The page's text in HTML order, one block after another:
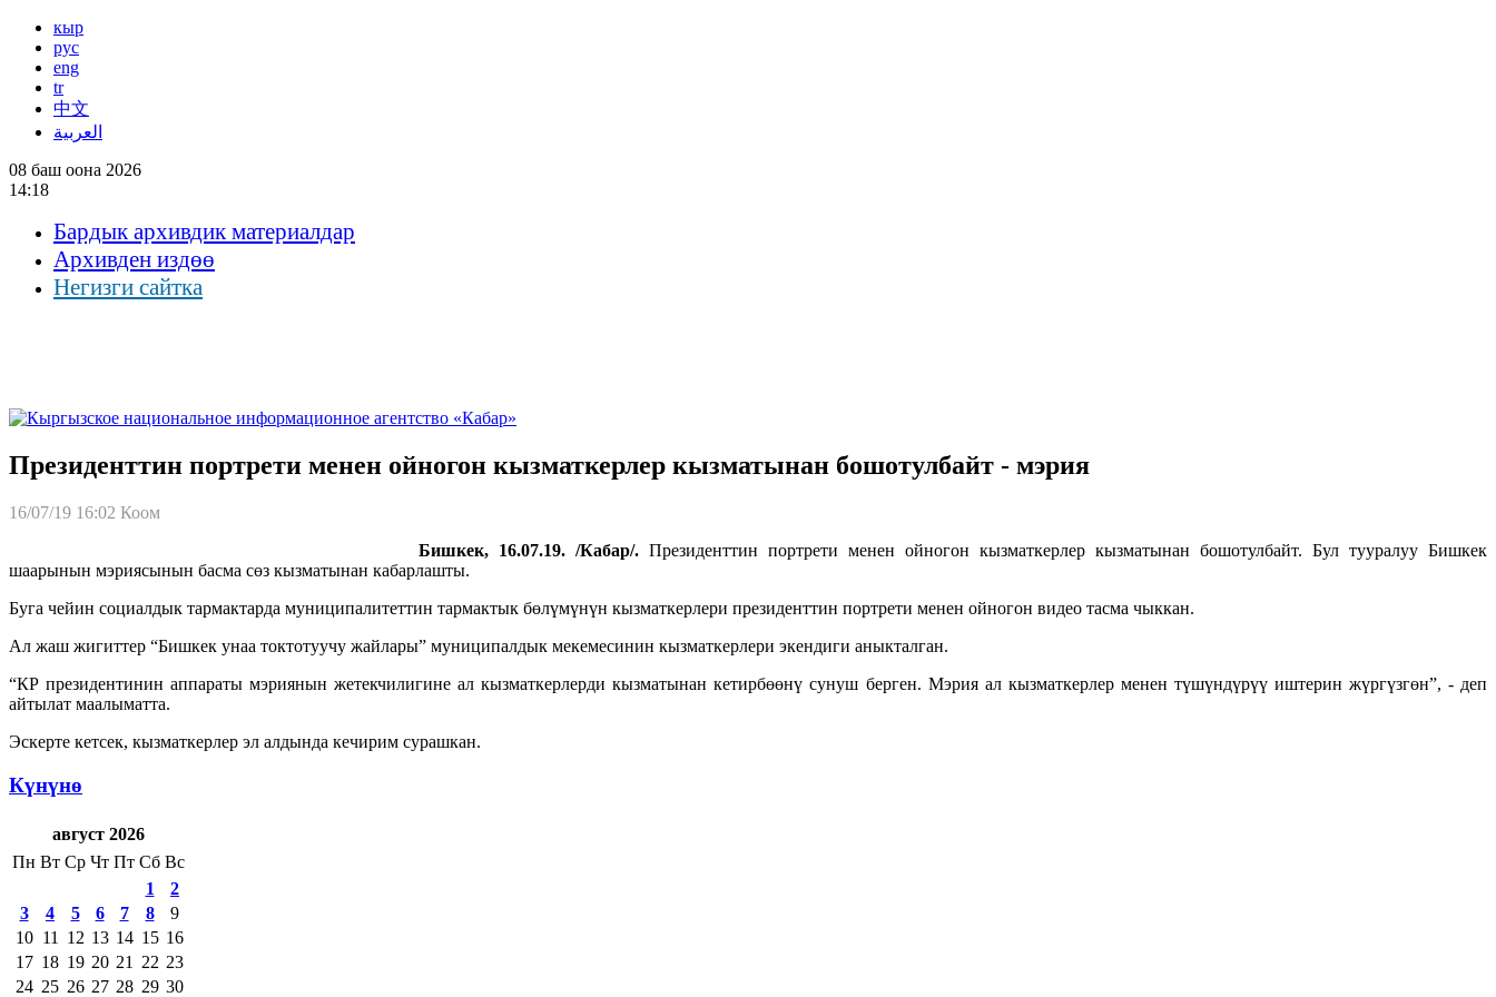
кыр
рус
eng
tr
中文
العربية
08 баш оона 2026
14:18
Бардык архивдик материалдар
Архивден издөө
Негизги сайтка
Президенттин портрети менен ойногон кызматкерлер кызматынан бошотулбайт - мэрия
16/07/19 16:02 Коом
Бишкек, 16.07.19. /Кабар/. Президенттин портрети менен ойногон кызматкерлер кызматынан бошотулбайт. Бул тууралуу Бишкек
шаарынын мэриясынын басма сөз кызматынан кабарлашты.
Буга чейин социалдык тармактарда муниципалитеттин тармактык бөлүмүнүн кызматкерлери президенттин портрети менен ойногон видео тасма чыккан.
Ал жаш жигиттер “Бишкек унаа токтотуучу жайлары” муниципалдык мекемесинин кызматкерлери экендиги аныкталган.
“КР президентинин аппараты мэриянын жетекчилигине ал кызматкерлерди кызматынан кетирбөөнү сунуш берген. Мэрия ал кызматкерлер менен түшүндүрүү иштерин жүргүзгөн”, - деп
айтылат маалыматта.
Эскерте кетсек, кызматкерлер эл алдында кечирим сурашкан.
Күнүнө
август 2026
Пн Вт Ср Чт Пт Сб Вс
1
2
3
4 5 6 7 8
9
10 11 12 13 14 15 16
17 18 19 20 21 22 23
24 25 26 27 28 29 30